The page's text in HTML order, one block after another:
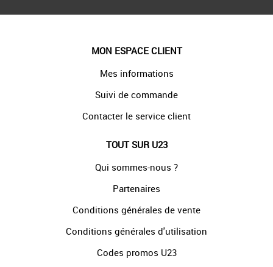
MON ESPACE CLIENT
Mes informations
Suivi de commande
Contacter le service client
TOUT SUR U23
Qui sommes-nous ?
Partenaires
Conditions générales de vente
Conditions générales d'utilisation
Codes promos U23